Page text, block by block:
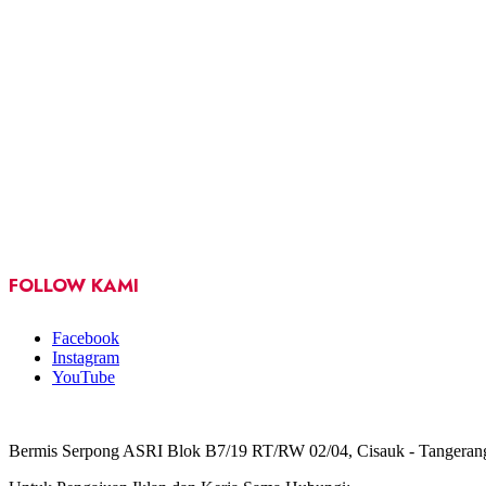
FOLLOW KAMI
Facebook
Instagram
YouTube
Bermis Serpong ASRI Blok B7/19 RT/RW 02/04, Cisauk -